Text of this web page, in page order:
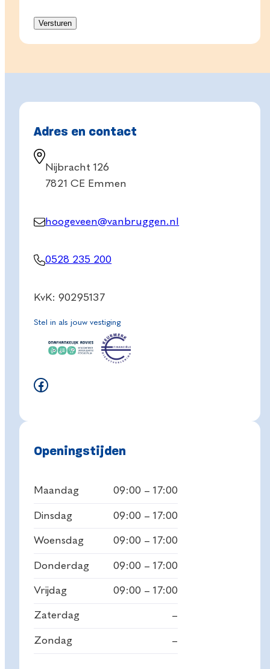
Adres en contact
Nijbracht 126
7821 CE Emmen
hoogeveen@vanbruggen.nl
0528 235 200
KvK: 90295137
Stel in als jouw vestiging
Facebook
Openingstijden
Maandag 09:00 – 17:00
Dinsdag 09:00 – 17:00
Woensdag 09:00 – 17:00
Donderdag 09:00 – 17:00
Vrijdag 09:00 – 17:00
Zaterdag –
Zondag –